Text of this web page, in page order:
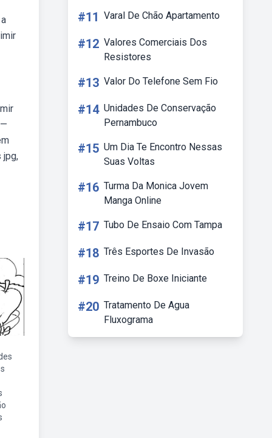
jpg,
#11 Varal De Chão Apartamento
#12 Valores Comerciais Dos
Resistores
#13 Valor Do Telefone Sem Fio
#14 Unidades De Conservação
Pernambuco
#15 Um Dia Te Encontro Nessas
Suas Voltas
#16 Turma Da Monica Jovem
Manga Online
#17 Tubo De Ensaio Com Tampa
#18 Três Esportes De Invasão
#19 Treino De Boxe Iniciante
#20 Tratamento De Agua
Fluxograma